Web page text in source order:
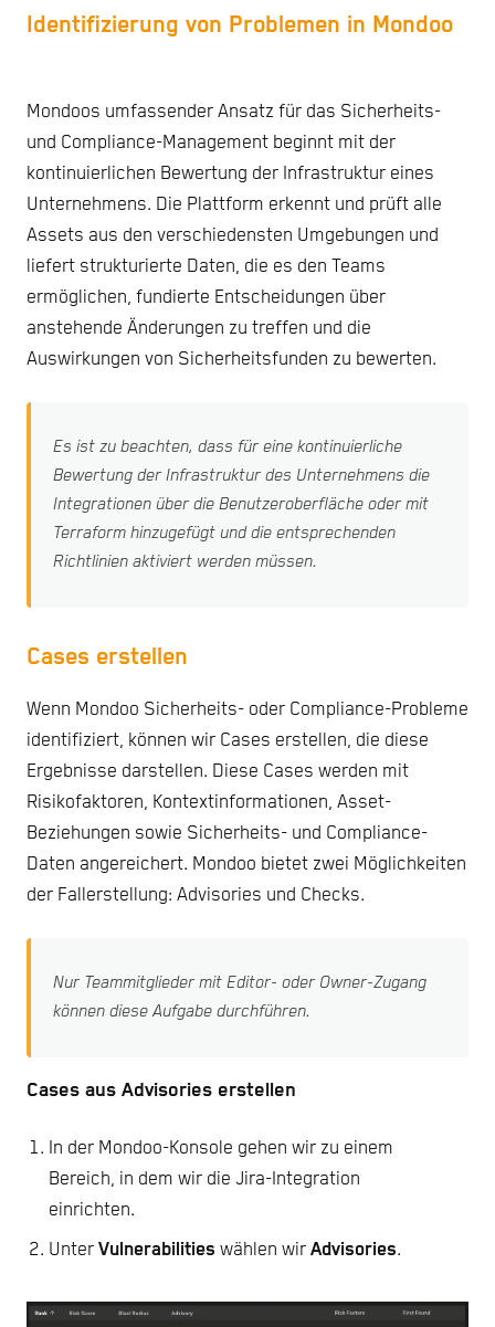
Identifizierung von Problemen in Mondoo
Mondoos umfassender Ansatz für das Sicherheits-
und Compliance-Management beginnt mit der
kontinuierlichen Bewertung der Infrastruktur eines
Unternehmens. Die Plattform erkennt und prüft alle
Assets aus den verschiedensten Umgebungen und
liefert strukturierte Daten, die es den Teams
ermöglichen, fundierte Entscheidungen über
anstehende Änderungen zu treffen und die
Auswirkungen von Sicherheitsfunden zu bewerten.
Es ist zu beachten, dass für eine kontinuierliche
Bewertung der Infrastruktur des Unternehmens die
Integrationen über die Benutzeroberfläche oder mit
Terraform hinzugefügt und die entsprechenden
Richtlinien aktiviert werden müssen.
Cases erstellen
Wenn Mondoo Sicherheits- oder Compliance-Probleme
identifiziert, können wir Cases erstellen, die diese
Ergebnisse darstellen. Diese Cases werden mit
Risikofaktoren, Kontextinformationen, Asset-
Beziehungen sowie Sicherheits- und Compliance-
Daten angereichert. Mondoo bietet zwei Möglichkeiten
der Fallerstellung: Advisories und Checks.
Nur Teammitglieder mit Editor- oder Owner-Zugang
können diese Aufgabe durchführen.
Cases aus Advisories erstellen
In der Mondoo-Konsole gehen wir zu einem
Bereich, in dem wir die Jira-Integration
einrichten.
Unter Vulnerabilities wählen wir Advisories.